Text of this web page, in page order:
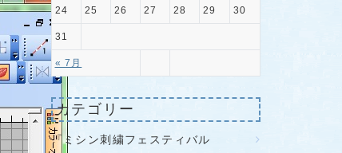
« 7月
24 25 26 27 28 29 30
31
カテゴリー
『ミシン刺繍フェスティバル